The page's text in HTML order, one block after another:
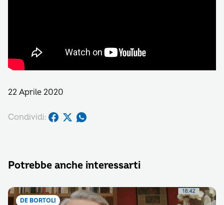
22 Aprile 2020
Condividi:
Potrebbe anche interessarti
DE BORTOLI